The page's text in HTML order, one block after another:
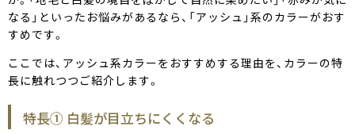
なる」といったお悩みがあるなら、「アッシュ」系のカラーがおす
すめです。
ここでは、アッシュ系カラーをおすすめする理由を、カラーの特
長に触れつつご紹介します。
特長① 白髪が目立ちにくくなる